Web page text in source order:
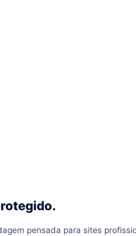
pensada para sites